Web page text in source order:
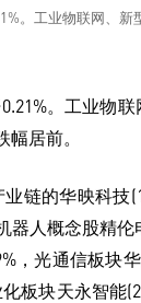
。工业物联网、新
。工业物
居前。
链的华映科技
器人概念股精
，光通信板块
板块天永智能